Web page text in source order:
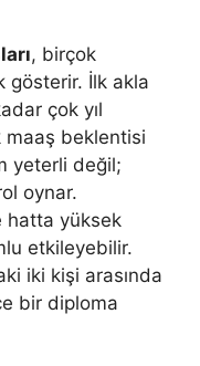
, birçok
gösterir. İlk akla
çok yıl
maaş beklentisi
yeterli değil;
oynar.
hatta yüksek
etkileyebilir.
iki kişi arasında
bir diploma